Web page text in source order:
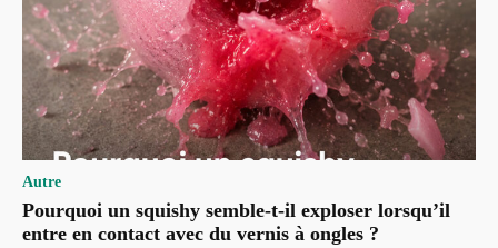
Autre
Pourquoi un squishy semble-t-il exploser lorsqu’il
entre en contact avec du vernis à ongles ?